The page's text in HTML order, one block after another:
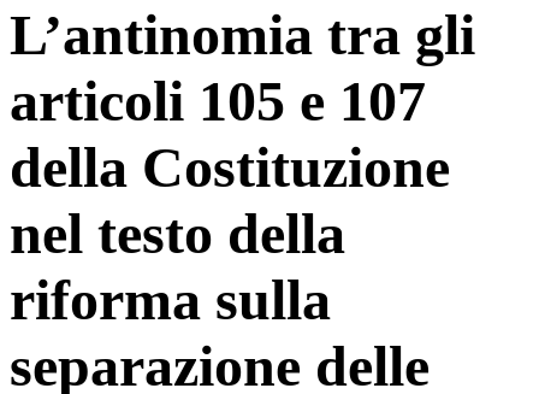
L’antinomia tra gli
articoli 105 e 107
della Costituzione
nel testo della
riforma sulla
separazione delle